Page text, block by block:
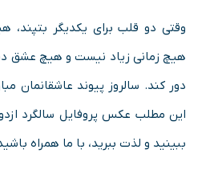
وقتی دو قلب برای یکدیگر بتپند،
هیچ زمانی زیاد نیست و هیچ عشق
دور کند. سالروز پیوند عاشقانمان
این مطلب عکس پروفایل سالگرد
ببینید و لذت ببرید، با ما همراه